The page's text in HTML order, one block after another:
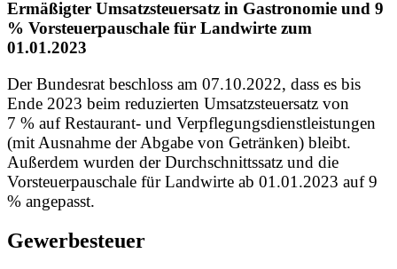
Ermäßigter Umsatzsteuersatz in Gastronomie und 9
% Vorsteuerpauschale für Landwirte zum
01.01.2023
Der Bundesrat beschloss am 07.10.2022, dass es bis
Ende 2023 beim reduzierten Umsatzsteuersatz von
7 % auf Restaurant- und Verpflegungsdienstleistungen
(mit Ausnahme der Abgabe von Getränken) bleibt.
Außerdem wurden der Durchschnittssatz und die
Vorsteuerpauschale für Landwirte ab 01.01.2023 auf 9
% angepasst.
Gewerbesteuer